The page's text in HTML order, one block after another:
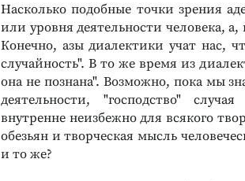
Насколько подобные точки зрения
или уровня деятельности человека,
Конечно, азы диалектики учат нас,
случай​ность". В то же время из
она не познана". Возможно, пока мы
деятельности, "господство"
внутренне неизбежно для всякого
обезьян и творческая мысль
и то же?